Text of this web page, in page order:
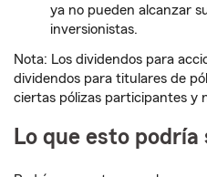
ya no pueden alcanzar
inversionistas.
Nota: Los dividendos para
dividendos para titulares de
ciertas pólizas participantes y
Lo que esto